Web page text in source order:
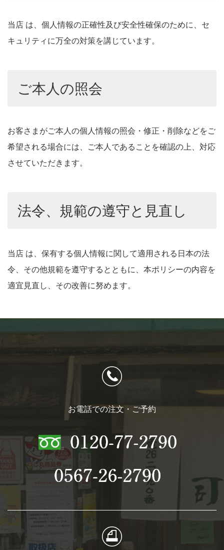
当店 は、個人情報の正確性及び安全性確保のために、セ
キュリティに万全の対策を講じています。
ご本人の照会
お客さまがご本人の個人情報の照会・修正・削除などをご
希望される場合には、ご本人であることを確認の上、対応
させていただきます。
法令、規範の遵守と見直し
当店 は、保有する個人情報に関して適用される日本の法
令、その他規範を遵守するとともに、本ポリシーの内容を
適宜見直し、その改善に努めます。
お電話での注文・ご予約